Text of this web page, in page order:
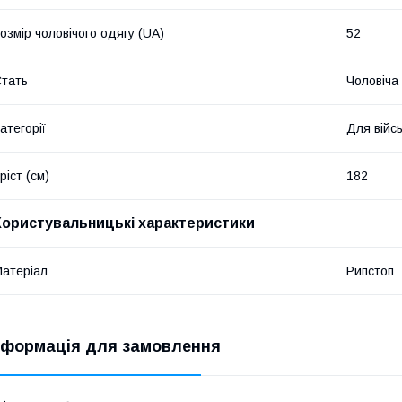
чоловічого одягу (UA) 52
Чоловіча
Для
(см) 182
характеристики
Рипстоп
для замовлення